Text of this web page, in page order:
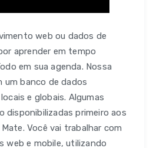
web ou dados de
aprender em tempo
em sua agenda. Nossa
um banco de dados
e globais. Algumas
disponibilizadas primeiro aos
Você vai trabalhar com
web e mobile, utilizando